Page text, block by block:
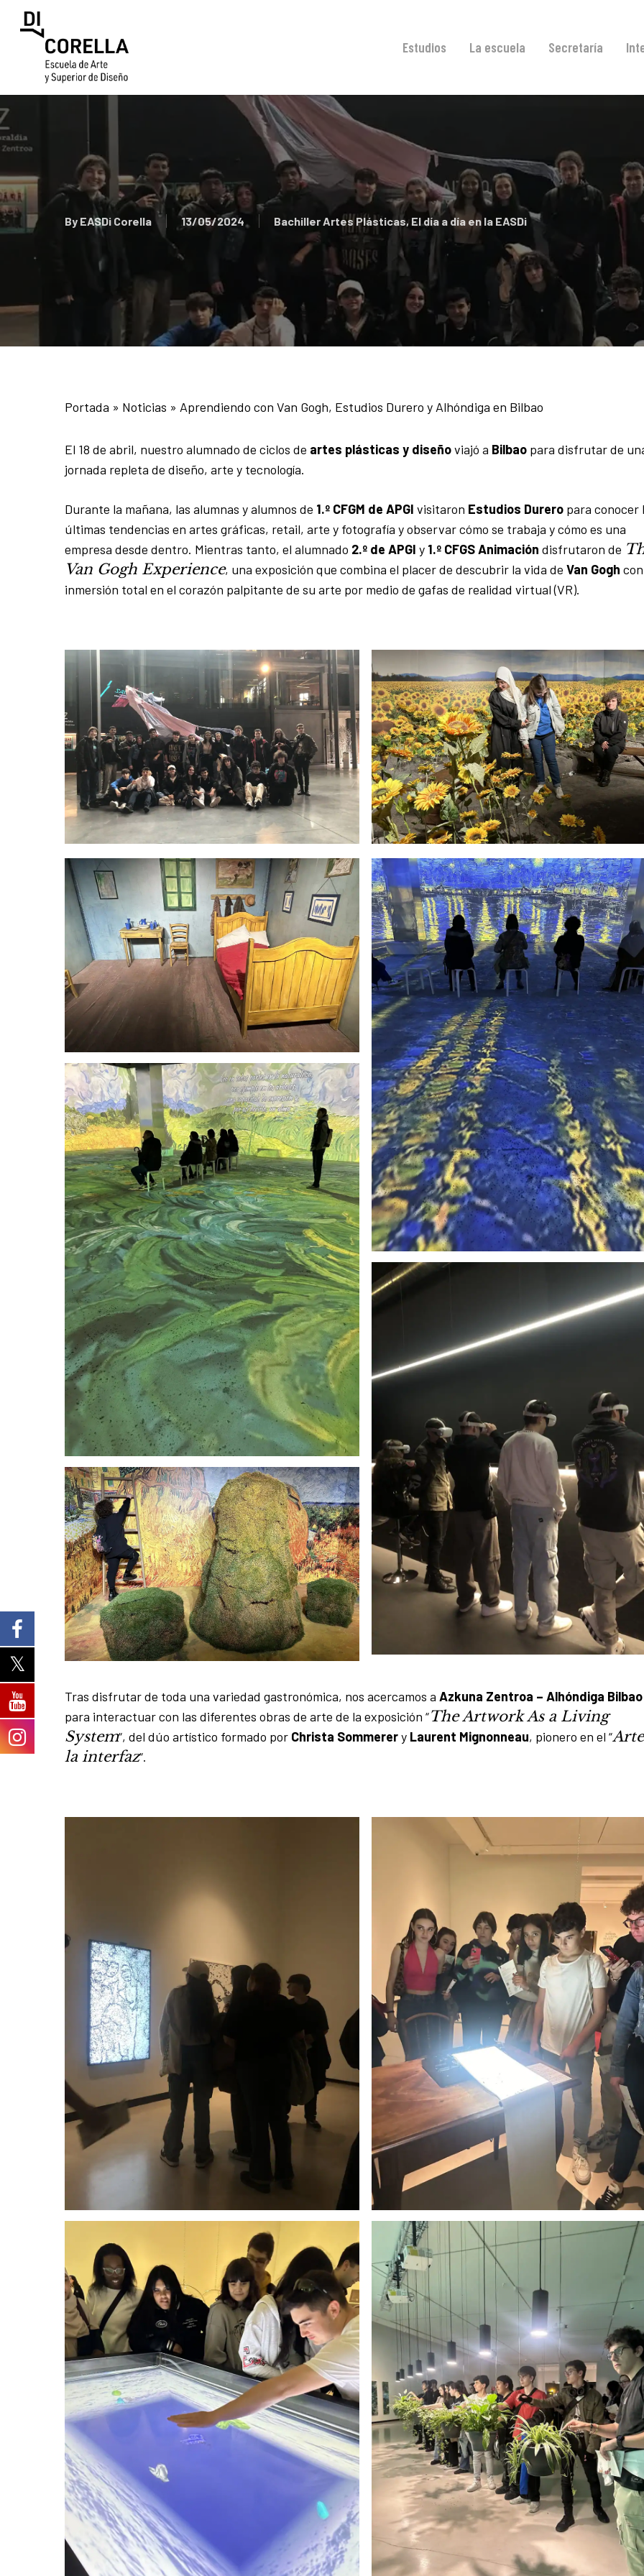
Estudios La escuela Secretaría
By EASDi Corella 13/05/2024 Bachiller Artes Plásticas,El día a día en la EASDi
Portada » Noticias » Aprendiendo con Van Gogh, Estudios Durero y Alhóndiga en Bilbao
El 18 de abril, nuestro alumnado de ciclos de artes plásticas y diseñoviajó a Bilbao para disfrutar de
jornada repleta de diseño, arte y tecnología.
Durante la mañana, las alumnas y alumnos de 1.º CFGM de APGI visitaron Estudios Durero para conocer
últimas tendencias en artes gráficas, retail, arte y fotografía y observar cómo se trabaja y cómo es una
empresa desde dentro. Mientras tanto, el alumnado 2.º de APGI y 1.º CFGS Animación disfrutaron de
Van Gogh Experience, una exposición que combina el placer de descubrir la vida de Van Gogh
inmersión total en el corazón palpitante de su arte por medio de gafas de realidad virtual (VR).
Tras disfrutar de toda una variedad gastronómica, nos acercamos aAzkuna Zentroa – Alhóndiga Bilbao
para interactuar con las diferentes obras de arte de la exposición “The Artwork As a Living
System“, del dúo artístico formado por Christa Sommerery Laurent Mignonneau, pionero en el “
la interfaz“.